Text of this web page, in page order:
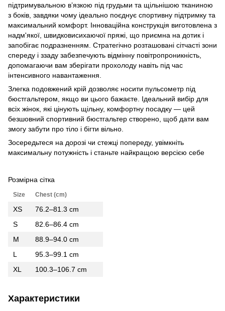
підтримувальною в’язкою під грудьми та щільнішою тканиною
з боків, завдяки чому ідеально поєднує спортивну підтримку та
максимальний комфорт. Інноваційна конструкція виготовлена з
надм'якої, швидковисихаючої пряжі, що приємна на дотик і
запобігає подразненням. Стратегічно розташовані сітчасті зони
спереду і ззаду забезпечують відмінну повітропроникність,
допомагаючи вам зберігати прохолоду навіть під час
інтенсивного навантаження.
Злегка подовжений крій дозволяє носити пульсометр під
бюстгальтером, якщо ви цього бажаєте. Ідеальний вибір для
всіх жінок, які цінують щільну, комфортну посадку — цей
безшовний спортивний бюстгальтер створено, щоб дати вам
змогу забути про тіло і бігти вільно.
Зосередьтеся на дорозі чи стежці попереду, увімкніть
максимальну потужність і станьте найкращою версією себе
Розмірна сітка
Size Chest (cm)
XS
76.2–81.3 cm
S
82.6–86.4 cm
M
88.9–94.0 cm
L
95.3–99.1 cm
XL
100.3–106.7 cm
Характеристики